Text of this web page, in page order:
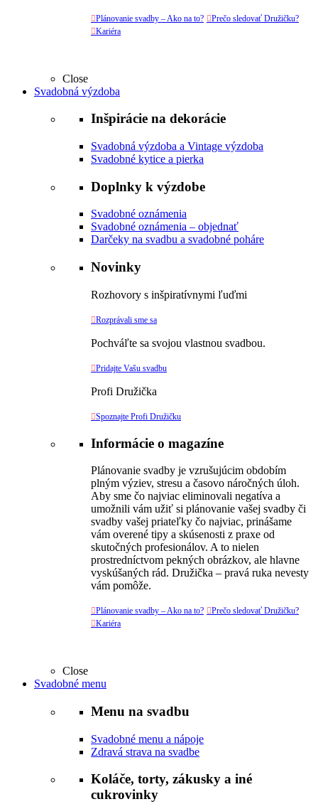
Plánovanie svadby – Ako na to? Prečo sledovať Družičku?
Kariéra
Close
Svadobná výzdoba
Inšpirácie na dekorácie
Svadobná výzdoba a Vintage výzdoba
Svadobné kytice a pierka
Doplnky k výzdobe
Svadobné oznámenia
Svadobné oznámenia – objednať
Darčeky na svadbu a svadobné poháre
Novinky
Rozhovory s inšpiratívnymi ľuďmi
Rozprávali sme sa
Pochváľte sa svojou vlastnou svadbou.
Pridajte Vašu svadbu
Profi Družička
Spoznajte Profi Družičku
Informácie o magazíne
Plánovanie svadby je vzrušujúcim obdobím
plným výziev, stresu a časovo náročných úloh.
Aby sme čo najviac eliminovali negatíva a
umožnili vám užiť si plánovanie vašej svadby či
svadby vašej priateľky čo najviac, prinášame
vám overené tipy a skúsenosti z praxe od
skutočných profesionálov. A to nielen
prostredníctvom pekných obrázkov, ale hlavne
vyskúšaných rád. Družička – pravá ruka nevesty
vám pomôže.
Plánovanie svadby – Ako na to? Prečo sledovať Družičku?
Kariéra
Close
Svadobné menu
Menu na svadbu
Svadobné menu a nápoje
Zdravá strava na svadbe
Koláče, torty, zákusky a iné
cukrovinky